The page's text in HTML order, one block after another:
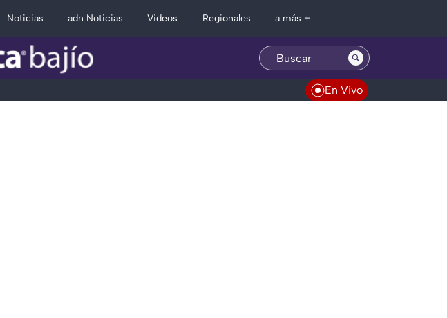
Noticias adn Noticias Videos Regionales a más +
En Vivo